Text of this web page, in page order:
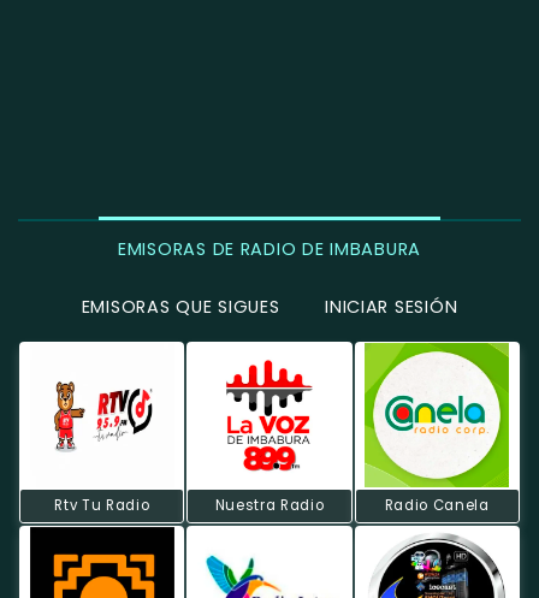
EMISORAS DE RADIO DE IMBABURA
EMISORAS QUE SIGUES INICIAR SESIÓN
Rtv Tu Radio Nuestra Radio Radio Canela